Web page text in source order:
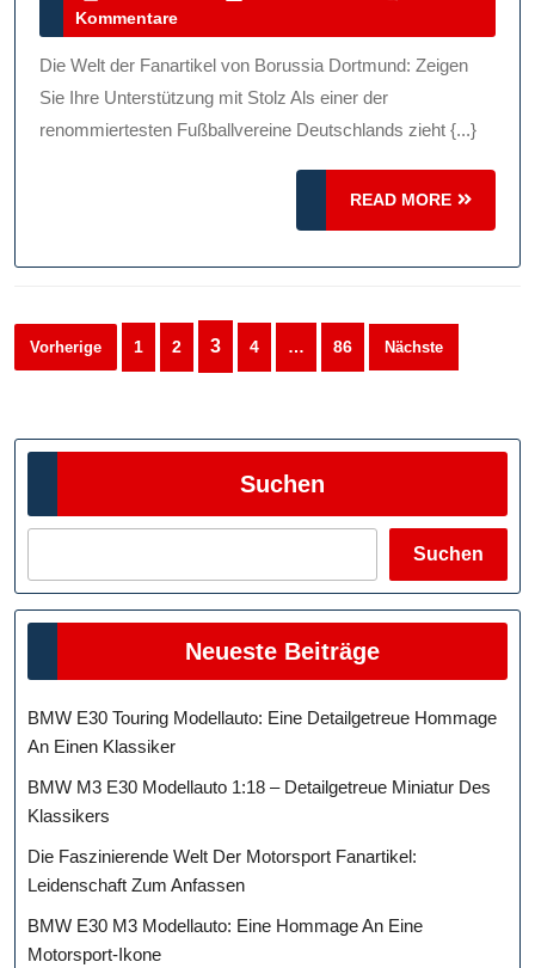
Borussia
Dortmund
Für
2026
Kommentare
Die Welt der Fanartikel von Borussia Dortmund: Zeigen
Sie Ihre Unterstützung mit Stolz Als einer der
renommiertesten Fußballvereine Deutschlands zieht {...}
READ MORE
READ
MORE
Seitennummerierung
der
Vorherige 1 2 3 4 … 86 Nächste
Suchen
Suchen
Neueste Beiträge
BMW E30 Touring Modellauto: Eine Detailgetreue Hommage
An Einen Klassiker
BMW M3 E30 Modellauto 1:18 – Detailgetreue Miniatur Des
Klassikers
Die Faszinierende Welt Der Motorsport Fanartikel:
Leidenschaft Zum Anfassen
BMW E30 M3 Modellauto: Eine Hommage An Eine
Motorsport-Ikone